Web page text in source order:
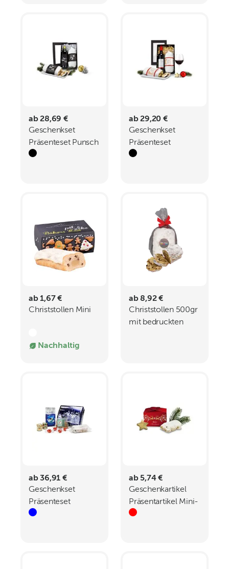
ab 28,69 €
Geschenkset
Präsenteset Punsch
Stollen
ab 29,20 €
Geschenkset
Präsenteset
Rotwein Stollen
ab 1,67 €
Christstollen Mini
Nachhaltig
ab 8,92 €
Christstollen 500gr
mit bedruckten
ab 36,91 €
Geschenkset
Präsenteset
Wintermärchen
ab 5,74 €
Geschenkartikel
Präsentartikel Mini-
Stollen Merry